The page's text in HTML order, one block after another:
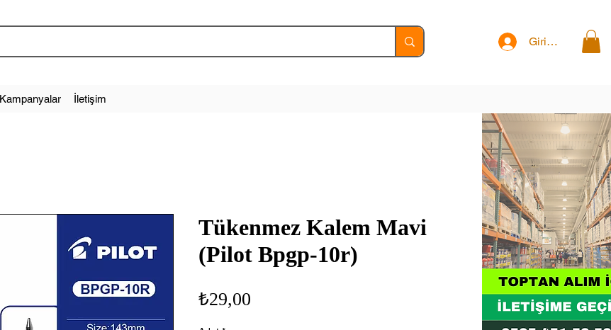
Giriş Yap
Kampanyalar İletişim
Tükenmez Kalem Mavi
(Pilot Bpgp-10r)
₺29,00